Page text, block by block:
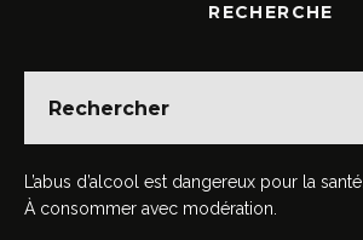
RECHERCHE
L’abus d’alcool est dangereux pour la santé.
À consommer avec modération.